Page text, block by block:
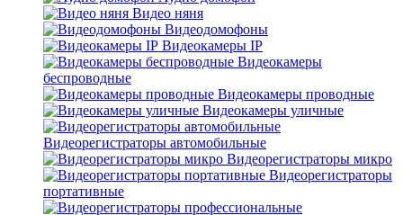
Видео няня
Видеодомофоны
Видеокамеры IP
Видеокамеры
беспроводные
Видеокамеры проводные
Видеокамеры уличные
Видеорегистраторы автомобильные
Видеорегистраторы микро
Видеорегистраторы
портативные